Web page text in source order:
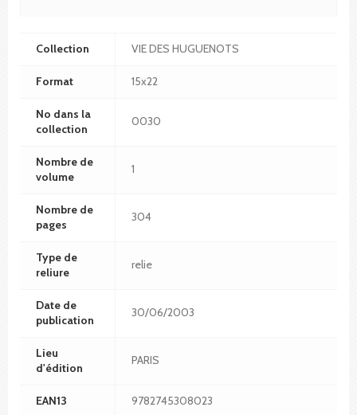
Collection VIE DES HUGUENOTS
Format 15x22
No dans la
collection
0030
Nombre de
volume
1
Nombre de
pages
304
Type de
reliure
relie
Date de
publication
30/06/2003
Lieu
d'édition
PARIS
EAN13 9782745308023